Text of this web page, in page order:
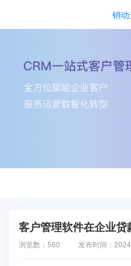
销
客户管理软件在企业
浏览数：560 发布时间：